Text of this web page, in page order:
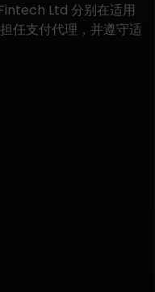
Ltd 分别在适用
任支付代理，并遵守适